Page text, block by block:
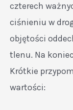
czterech
ciśnieniu w
objętości
tlenu. Na
Krótkie
wartości: